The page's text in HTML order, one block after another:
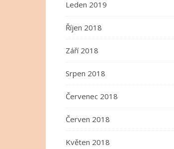
Leden 2019
Říjen 2018
Září 2018
Srpen 2018
Červenec 2018
Červen 2018
Květen 2018